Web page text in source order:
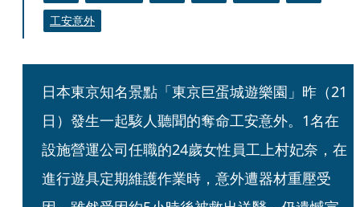
工安意外
日本東京知名景點「東京巨蛋城遊樂園」昨（21
日）發生一起駭人聽聞的奪命工安意外。1名在
設施營運公司任職的24歲女性員工上村妃奈，在
進行遊具定期維護作業時，意外遭器材重壓受